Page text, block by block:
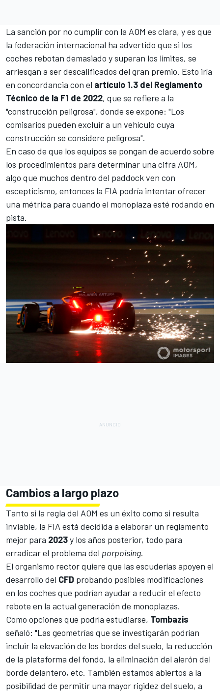
La sanción por no cumplir con la AOM es clara, y es que
la federación internacional ha advertido que si los
coches rebotan demasiado y superan los límites, se
arriesgan a ser descalificados del gran premio. Esto iría
en concordancia con el artículo 1.3 del Reglamento
Técnico de la F1 de 2022, que se refiere a la
"construcción peligrosa", donde se expone: "Los
comisarios pueden excluir a un vehículo cuya
construcción se considere peligrosa".
En caso de que los equipos se pongan de acuerdo sobre
los procedimientos para determinar una cifra AOM,
algo que muchos dentro del paddock ven con
escepticismo, entonces la FIA podría intentar ofrecer
una métrica para cuando el monoplaza esté rodando en
pista.
Cambios a largo plazo
Tanto si la regla del AOM es un éxito como si resulta
inviable, la FIA está decidida a elaborar un reglamento
mejor para 2023y los años posterior, todo para
erradicar el problema del porpoising.
El organismo rector quiere que las escuderías apoyen el
desarrollo del CFD probando posibles modificaciones
en los coches que podrían ayudar a reducir el efecto
rebote en la actual generación de monoplazas.
Como opciones que podría estudiarse, Tombazis
señaló: "Las geometrías que se investigarán podrían
incluir la elevación de los bordes del suelo, la reducción
de la plataforma del fondo, la eliminación del alerón del
borde delantero, etc. También estamos abiertos a la
posibilidad de permitir una mayor rigidez del suelo, a